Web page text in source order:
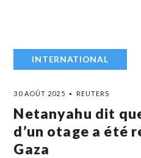
INTERNATIONAL
30 AOÛT 2025 REUTERS
Netanyahu dit
d’un otage a été
Gaza